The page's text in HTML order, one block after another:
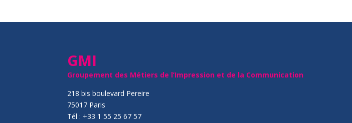
GMI
Groupement des Métiers de l’Impression et de la Communication
218 bis boulevard Pereire
75017 Paris
Tél : +33 1 55 25 67 57